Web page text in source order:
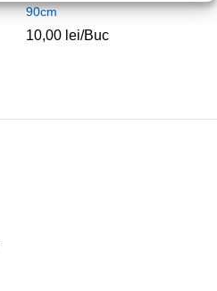
90cm
10,00 lei/Buc